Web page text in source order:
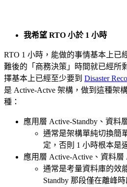
我希望 RTO 小於 1 小時
RTO 1 小時，能做的事情基本上已
難後的「商務決策」時間就已經所
擇基本上已經至少要到 Disaster
是 Active-Actve 架構，做到這種架
種：
應用層 Active-Standby、資料
通常是架構單純切換簡
定，否則 1 小時根本是
應用層 Active-Active、資料層
通常是考量資料庫的效
Standby 那段僅在離峰